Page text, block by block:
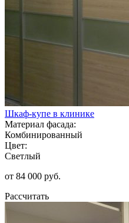
Шкаф-купе в клинике
Материал фасада:
Комбинированный
Цвет:
Светлый
от 84 000 руб.
Рассчитать